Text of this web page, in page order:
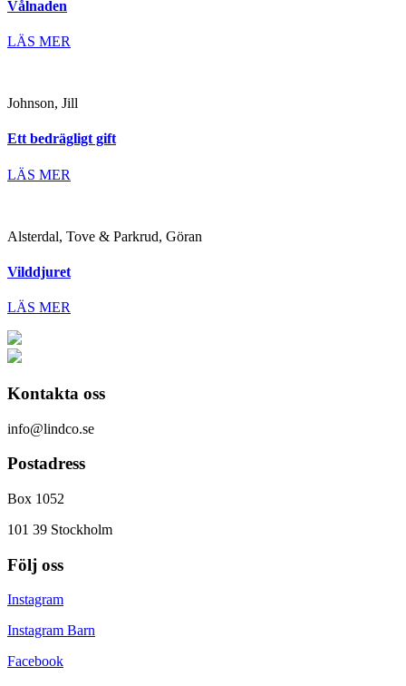
Vålnaden
LÄS MER
Johnson, Jill
Ett bedrägligt gift
LÄS MER
Alsterdal, Tove & Parkrud, Göran
Vilddjuret
LÄS MER
Kontakta oss
info@lindco.se
Postadress
Box 1052
101 39 Stockholm
Följ oss
Instagram
Instagram Barn
Facebook